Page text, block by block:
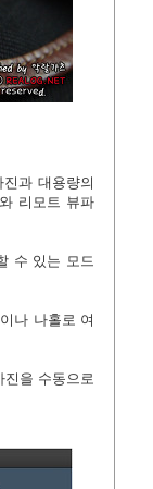
과 대용량의
리모트 뷰파
수 있는 모드
나 나홀로 여
을 수동으로